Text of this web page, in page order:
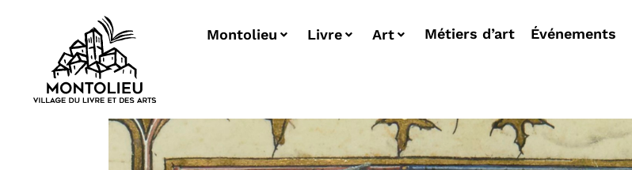
Montolieu Livre Art Métiers d’art Événements